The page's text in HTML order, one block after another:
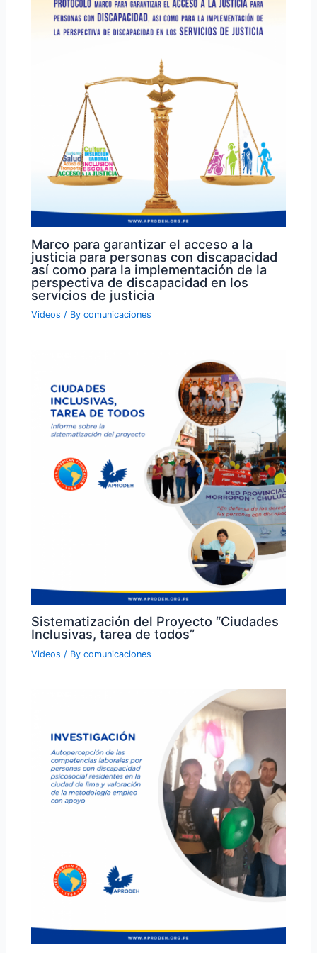
Marco para garantizar el acceso a la
justicia para personas con discapacidad
así como para la implementación de la
perspectiva de discapacidad en los
servicios de justicia
Videos / Bycomunicaciones
Sistematización del Proyecto “Ciudades
Inclusivas, tarea de todos”
Videos / Bycomunicaciones